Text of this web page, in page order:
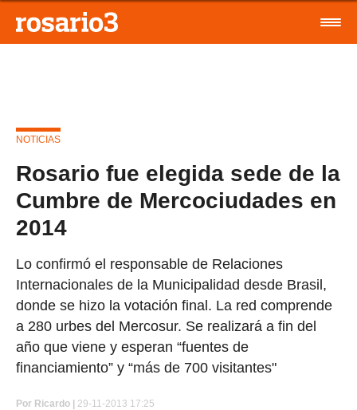
NOTICIAS
Rosario fue elegida sede de la
Cumbre de Mercociudades en
2014
Lo confirmó el responsable de Relaciones
Internacionales de la Municipalidad desde Brasil,
donde se hizo la votación final. La red comprende
a 280 urbes del Mercosur. Se realizará a fin del
año que viene y esperan “fuentes de
financiamiento” y “más de 700 visitantes"
Por Ricardo | 29-11-2013 17:25